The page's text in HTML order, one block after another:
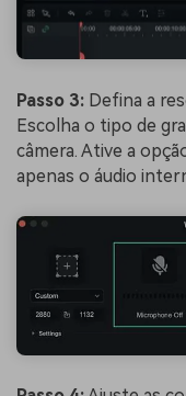
Passo 3: Defina a
Escolha o tipo de
câmera. Ative a
apenas o áudio